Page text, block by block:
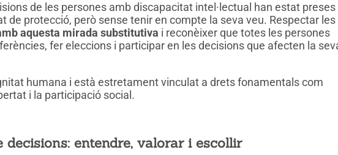
de les persones amb discapacitat intel·lectual han estat preses
de protecció, però sense tenir en compte la seva veu. Respectar les
aquesta mirada substitutiva i reconèixer que totes les persones
fer eleccions i participar en les decisions que afecten la
humana i està estretament vinculat a drets fonamentals com
i la participació social.
decisions: entendre, valorar i escollir